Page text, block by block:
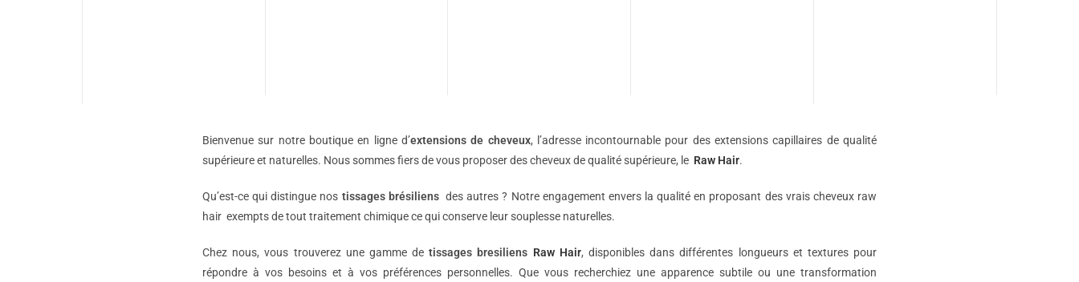
Bienvenue sur notre boutique en ligne d’extensions de cheveux, l’adresse incontournable pour des extensions capillaires de qualité
supérieure et naturelles. Nous sommes fiers de vous proposer des cheveux de qualité supérieure, le Raw Hair.
Qu’est-ce qui distingue nos tissages brésiliensdes autres ? Notre engagement envers la qualité en proposant des vrais cheveux raw
hair exempts de tout traitement chimique ce qui conserve leur souplesse naturelles.
Chez nous, vous trouverez une gamme detissages bresiliens Raw Hair, disponibles dans différentes longueurs et textures pour
répondre à vos besoins et à vos préférences personnelles. Que vous recherchiez une apparence subtile ou une transformation